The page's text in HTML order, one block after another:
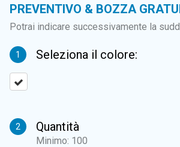
PREVENTIVO & BOZZA
Potrai indicare successivamente la
1 Seleziona il colore:
2 Quantità
Minimo: 100